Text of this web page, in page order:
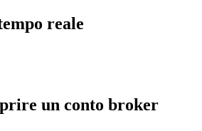
reale
un conto broker